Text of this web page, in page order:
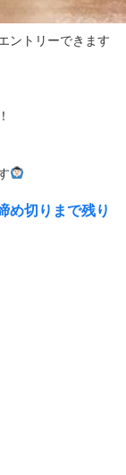
ントリーできます
め切りまで残り